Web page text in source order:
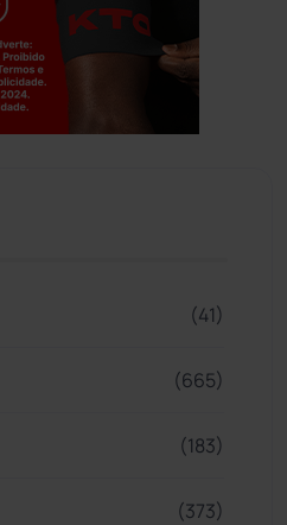
(41)
(665)
(183)
(373)